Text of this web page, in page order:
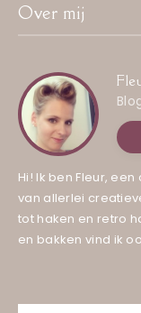
Over mij
Hi! Ik ben Fleur,
van allerlei
tot haken en retro
en bakken vind ik